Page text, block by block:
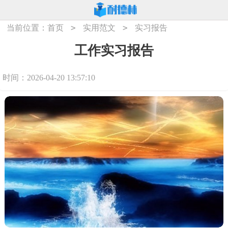
当前位置：首页 > 实用范文 > 实习报告
工作实习报告
时间：2026-04-20 13:57:10